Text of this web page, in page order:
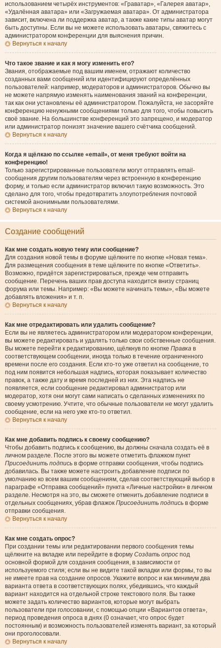
использованием четырёх инструментов: «Граватар», «Галерея аватар»,
«Удалённая аватара» или «Загружаемая аватара». От администратора
зависит, включена ли поддержка аватар, а также какие типы аватар могут
быть доступны. Если вы не можете использовать аватары, свяжитесь с
администратором конференции для выяснения причин.
Вернуться к началу
Что такое звание и как я могу изменить его?
Звания, отображаемые под вашим именем, отражают количество
созданных вами сообщений или идентифицируют определённых
пользователей: например, модераторов и администраторов. Обычно вы
не можете напрямую изменять наименования званий на конференции,
так как они установлены её администратором. Пожалуйста, не засоряйте
конференцию ненужными сообщениями только для того, чтобы повысить
своё звание. На большинстве конференций это запрещено, и модератор
или администратор понизят значение вашего счётчика сообщений.
Вернуться к началу
Когда я щёлкаю по ссылке «email», от меня требуют войти на
конференцию!
Только зарегистрированные пользователи могут отправлять email-
сообщения другим пользователям через встроенную в конференцию
форму, и только если администратор включил такую возможность. Это
сделано для того, чтобы предотвратить злоупотребления почтовой
системой анонимными пользователями.
Вернуться к началу
Создание сообщений
Как мне создать новую тему или сообщение?
Для создания новой темы в форуме щёлкните по кнопке «Новая тема».
Для размещения сообщения в теме щёлкните по кнопке «Ответить».
Возможно, придётся зарегистрироваться, прежде чем отправить
сообщение. Перечень ваших прав доступа находится внизу страниц
форума или темы. Например: «Вы можете начинать темы», «Вы можете
добавлять вложения» и т. п.
Вернуться к началу
Как мне отредактировать или удалить сообщение?
Если вы не являетесь администратором или модератором конференции,
вы можете редактировать и удалять только свои собственные сообщения.
Вы можете перейти к редактированию, щёлкнув по кнопке Правка в
соответствующем сообщении, иногда только в течение ограниченного
времени после его создания. Если кто-то уже ответил на сообщение, то
под ним появится небольшая надпись, которая показывает количество
правок, а также дату и время последней из них. Эта надпись не
появляется, если сообщение редактировал администратор или
модератор, хотя они могут сами написать о сделанных изменениях по
своему усмотрению. Учтите, что обычные пользователи не могут удалить
сообщение, если на него уже кто-то ответил.
Вернуться к началу
Как мне добавить подпись к своему сообщению?
Чтобы добавить подпись к сообщению, вы должны сначала создать её в
личном разделе. После этого вы можете отметить флажком пункт
Присоединить подпись в форме отправки сообщения, чтобы подпись
добавилась. Вы также можете настроить добавление подписи по
умолчанию ко всем вашим сообщениям, сделав соответствующий выбор в
параграфе «Отправка сообщений» пункта «Личные настройки» в личном
разделе. Несмотря на это, вы сможете отменить добавление подписи в
отдельных сообщениях, убрав флажок Присоединить подпись в форме
отправки сообщения.
Вернуться к началу
Как мне создать опрос?
При создании темы или редактировании первого сообщения темы
щёлкните на вкладке или перейдите в форму Создать опрос под
основной формой для создания сообщения, в зависимости от
используемого стиля; если вы не видите такой вкладки или формы, то вы
не имеете прав на создание опросов. Укажите вопрос и как минимум два
варианта ответа в соответствующих полях, убедившись, что каждый
вариант находится на отдельной строке текстового поля. Вы также
можете задать количество вариантов, которые могут выбрать
пользователи при голосовании, с помощью опции «Вариантов ответа»,
период проведения опроса в днях (0 означает, что опрос будет
постоянным) и возможность пользователей изменять вариант, за который
они проголосовали.
Вернуться к началу